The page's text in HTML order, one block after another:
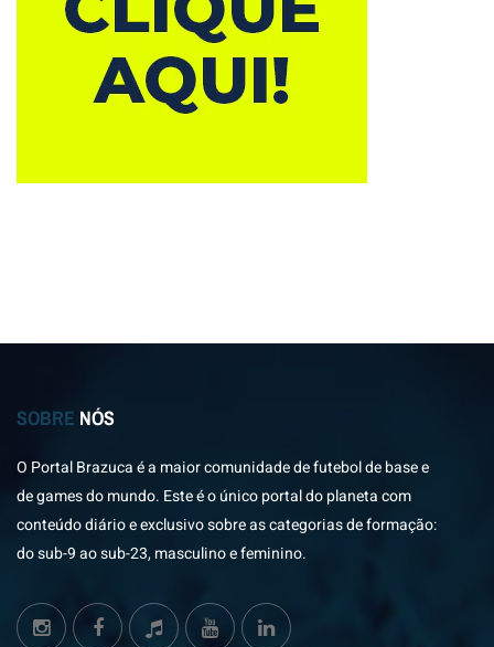
SOBRE NÓS
O Portal Brazuca é a maior comunidade de futebol de base e
de games do mundo. Este é o único portal do planeta com
conteúdo diário e exclusivo sobre as categorias de formação:
do sub-9 ao sub-23, masculino e feminino.